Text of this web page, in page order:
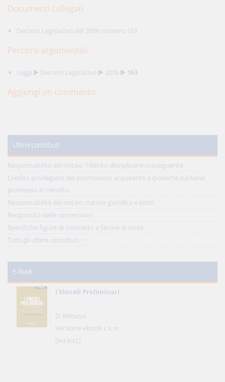
Documenti collegati
Decreto Legislativo del 2006 numero 163
Percorsi argomentali
Leggi Decreto Legislativo 2006 163
Aggiungi un commento
Ultimi contributi
Responsabilità del notaio: l'illecito disciplinare conseguente
Credito privilegiato del promissario acquirente e ipoteche sul bene
promesso in vendita
Responsabilità del notaio: natura giuridica e limiti
Reciprocità delle concessioni
Specifiche figure di contratto a favore di terzo
Tutti gli ultimi contributi >
E-Book
I Vincoli Preliminari
D. Minussi
Versione ebook € 4,19
(iva incl.)